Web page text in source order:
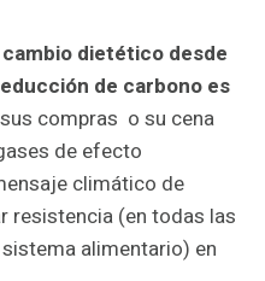
dietético desde
de carbono es
compras o su cena
de efecto
climático de
resistencia (en todas las
alimentario) en